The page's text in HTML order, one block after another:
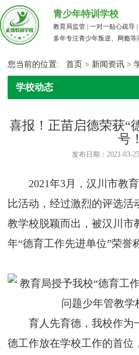
青少年特训学校
教育局监管 | 一对一贴心疏导
多年专注青少年叛逆、网瘾等
您当前的位置:首页 > 新闻资讯 >
学校动态
喜报！正苗启德荣获“
号！
发布日期：2021-03-
2021年3月，汉川市教
比活动，经过激烈的评选活
教学校脱颖而出，被汉川市
年“德育工作先进单位”荣誉
问题少年管教学
育人先育德，我校作为
德工作放在学校工作的首位